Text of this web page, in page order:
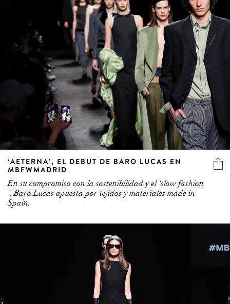
‘AETERNA’, EL DEBUT DE BARO LUCAS EN
MBFWMADRID
En su compromiso con la sostenibilidad y el ‘slow fashion
´, Baro Lucas apuesta por tejidos y materiales made in
Spain.